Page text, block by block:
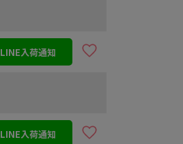
LINE入荷通知
LINE入荷通知